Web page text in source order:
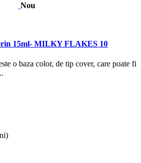
Nou
15ml- MILKY FLAKES 10
o baza color, de tip cover, care poate fi